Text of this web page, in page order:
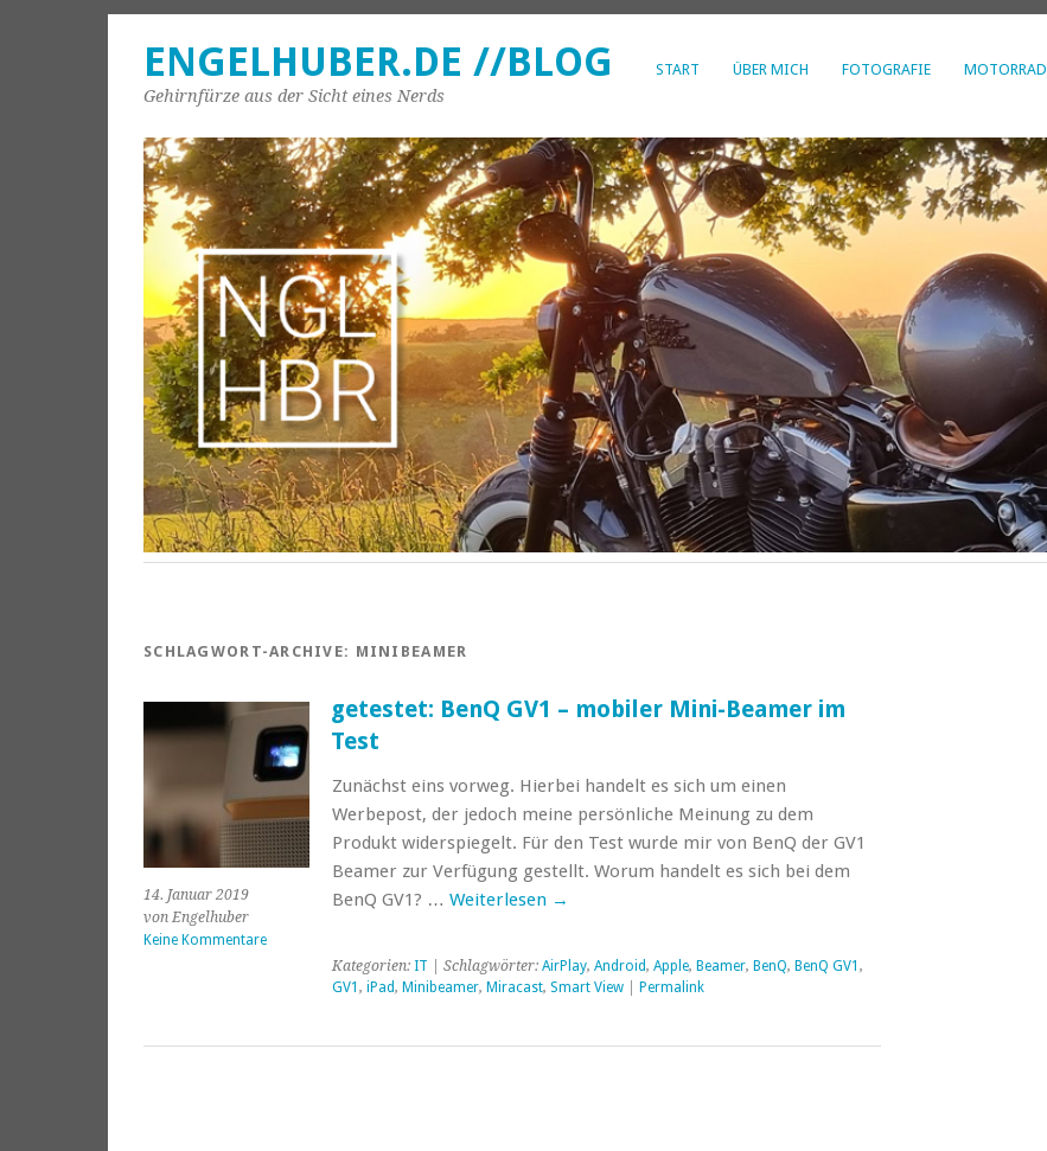
START ÜBER MICH FOTOGRAFIE MOTORRAD
ENGELHUBER.DE //BLOG
Gehirnfürze aus der Sicht eines Nerds
SCHLAGWORT-ARCHIVE: MINIBEAMER
14. Januar 2019
von Engelhuber
Keine Kommentare
getestet: BenQ GV1 – mobiler Mini-Beamer im
Test
Zunächst eins vorweg. Hierbei handelt es sich um einen
Werbepost, der jedoch meine persönliche Meinung zu dem
Produkt widerspiegelt. Für den Test wurde mir von BenQ der GV1
Beamer zur Verfügung gestellt. Worum handelt es sich bei dem
BenQ GV1? … Weiterlesen →
Kategorien: IT | Schlagwörter: AirPlay, Android, Apple, Beamer, BenQ, BenQ GV1 ,
GV1 , iPad, Minibeamer, Miracast, Smart View| Permalink